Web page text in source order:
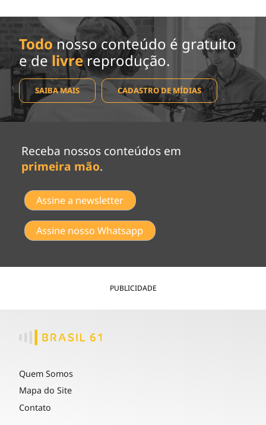
Todo nosso conteúdo é gratuito
e de livrereprodução.
SAIBA MAIS CADASTRO DE MÍDIAS
Receba nossos conteúdos em
primeira mão.
Assine a newsletter
Assine nosso Whatsapp
PUBLICIDADE
Quem Somos
Mapa do Site
Contato